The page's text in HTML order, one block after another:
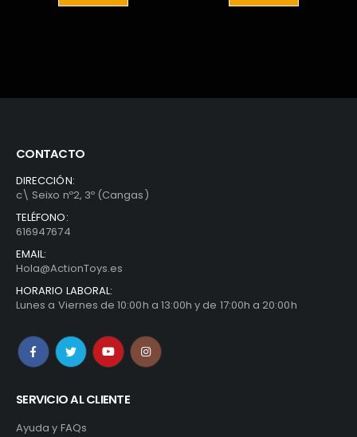
30,00€. 24,99€.
CONTACTO
DIRECCIÓN:
c\ Seixo nº2, 3º (Cangas)
TELÉFONO:
616947674
EMAIL:
Hola@ActionToys.es
HORARIO LABORAL:
Lunes a Viernes de 10:00h a 13:00h y de 17:00h a 20:00h
SERVICIO AL CLIENTE
Ayuda y FAQs